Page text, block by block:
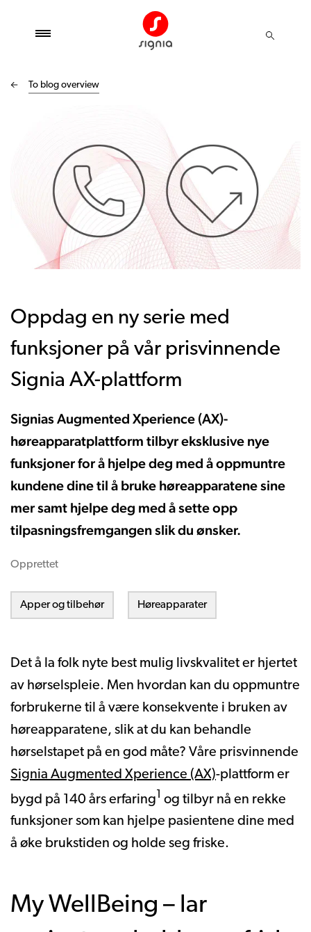
To blog overview
Oppdag en ny serie med
funksjoner på vår prisvinnende
Signia AX-plattform
Signias Augmented Xperience (AX)-
høreapparatplattform tilbyr eksklusive nye
funksjoner for å hjelpe deg med å oppmuntre
kundene dine til å bruke høreapparatene sine
mer samt hjelpe deg med å sette opp
tilpasningsfremgangen slik du ønsker.
Opprettet
Apper og tilbehør Høreapparater
Det å la folk nyte best mulig livskvalitet er hjertet
av hørselspleie. Men hvordan kan du oppmuntre
forbrukerne til å være konsekvente i bruken av
høreapparatene, slik at du kan behandle
hørselstapet på en god måte? Våre prisvinnende
Signia Augmented Xperience (AX)-plattform er
bygd på 140 års erfaring og tilbyr nå en rekke
funksjoner som kan hjelpe pasientene dine med
å øke brukstiden og holde seg friske.
My WellBeing – lar